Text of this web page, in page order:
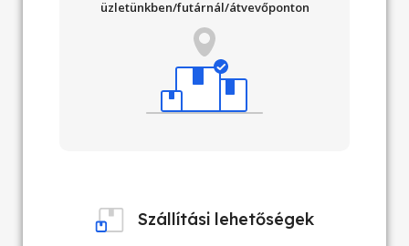
üzletünkben/futárnál/átvevőponton
Szállítási lehetőségek